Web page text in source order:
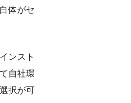
体がセ
ンスト
自社環
択が可